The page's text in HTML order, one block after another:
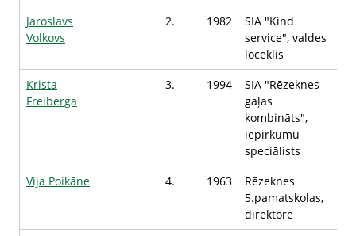
Jaroslavs
Volkovs
2. 1982
SIA "Kind
service", valdes
loceklis
Krista
Freiberga
3. 1994
SIA "Rēzeknes
gaļas
kombināts",
iepirkumu
speciālists
Vija Poikāne
4. 1963
Rēzeknes
5.pamatskolas,
direktore